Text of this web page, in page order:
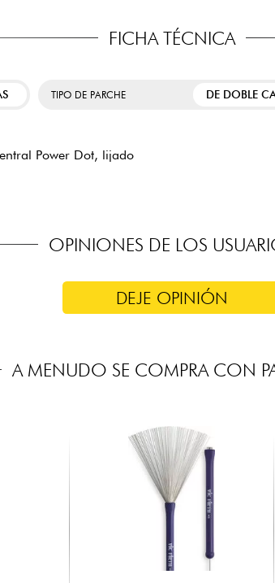
FICHA TÉCNICA
TIPO DE PARCHE DE DOBLE
Power Dot, lijado
OPINIONES DE LOS
DEJE OPINIÓN
A MENUDO SE COMPRA CON